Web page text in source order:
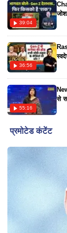
39:04
36:56
55:16
से